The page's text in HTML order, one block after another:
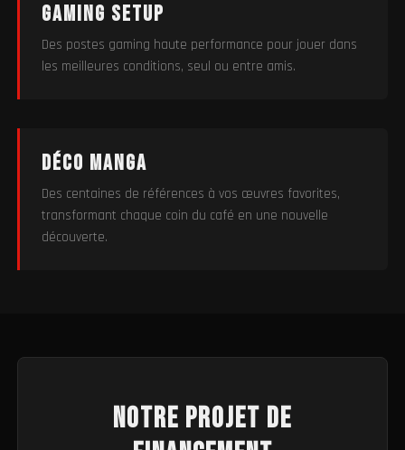
Gaming setup
Des postes gaming haute performance pour jouer dans
les meilleures conditions, seul ou entre amis.
Déco manga
Des centaines de références à vos œuvres favorites,
transformant chaque coin du café en une nouvelle
découverte.
Notre projet de